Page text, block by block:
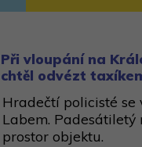
Při vloupání na
chtěl odvézt
Hradečtí policisté se
Labem. Padesátiletý
prostor objektu.